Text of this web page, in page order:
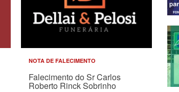
NOTA DE FALECIMENTO
Falecimento do Sr Carlos
Roberto Rinck Sobrinho